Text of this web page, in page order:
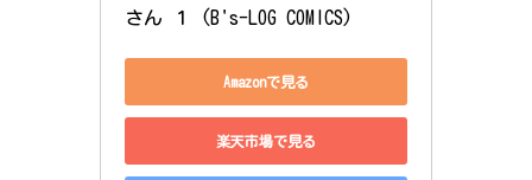
さん １ (B's-LOG COMICS)
Amazonで見る
楽天市場で見る